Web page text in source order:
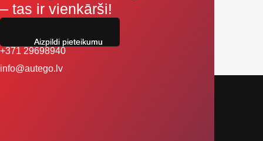
– tas ir vienkārši!
+371 29698940
info@autego.lv